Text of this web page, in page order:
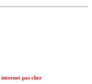
internet pas cher